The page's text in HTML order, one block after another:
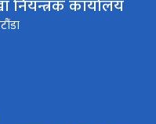
नियन्त्रक कार्यालय